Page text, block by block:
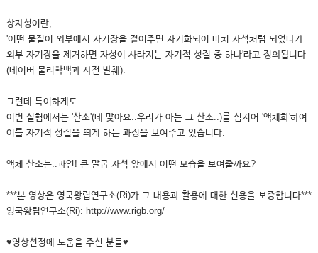
상자성이란,
'어떤 물질이 외부에서 자기장을 걸어주면 자기화되어 마치 자석처럼 되었다가
외부 자기장을 제거하면 자성이 사라지는 자기적 성질 중 하나'라고 정의됩니다
(네이버 물리학백과 사전 발췌).
그런데 특이하게도...
이번 실험에서는 '산소'(네 맞아요..우리가 아는 그 산소..)를 심지어 '액체화'하여
이를 자기적 성질을 띄게 하는 과정을 보여주고 있습니다.
액체 산소는..과연! 큰 말굽 자석 앞에서 어떤 모습을 보여줄까요?
***본 영상은 영국왕립연구소(Ri)가 그 내용과 활용에 대한 신용을 보증합니다***
영국왕립연구소(Ri): http://www.rigb.org/
♥영상선정에 도움을 주신 분들♥